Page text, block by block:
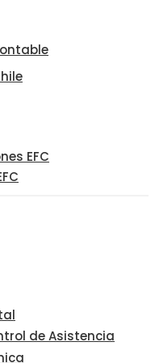
EFC
de Asistencia